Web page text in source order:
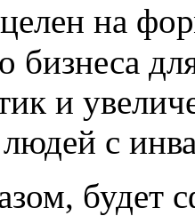
на
бизнеса
и
людей с
будет